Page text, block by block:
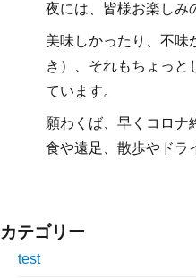
夜には、皆様お楽しみ
美味しかったり、不味
き）、それもちょっと
ています。
願わくば、早くコロナ
食や遠足、散歩やドラ
カテゴリー
test